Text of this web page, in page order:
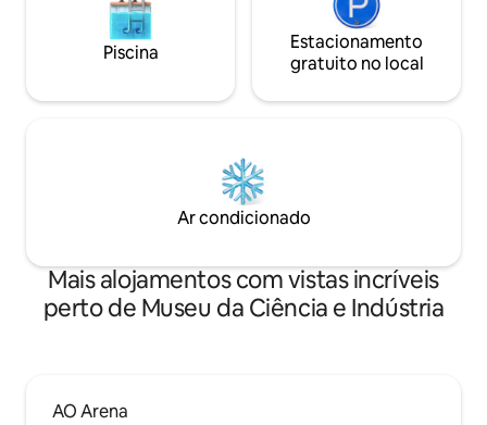
Piscina
Estacionamento
gratuito no local
Ar condicionado
Mais alojamentos com vistas incríveis
perto de Museu da Ciência e Indústria
AO Arena